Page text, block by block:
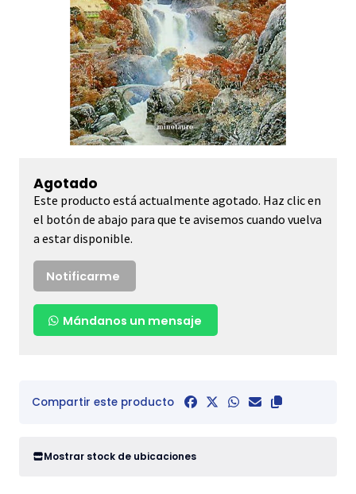
Agotado
Este producto está actualmente agotado. Haz clic en
el botón de abajo para que te avisemos cuando vuelva
a estar disponible.
Notificarme
Mándanos un mensaje
Compartir este producto
Mostrar stock de ubicaciones